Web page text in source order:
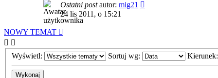
Ostatni postautor: mig21
24 lis 2011, o 15:21
NOWY TEMAT
Wyświetl: Sortuj wg: